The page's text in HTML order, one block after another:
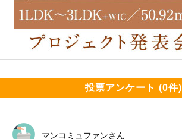
投票アンケート (0件)
マンコミュファンさん